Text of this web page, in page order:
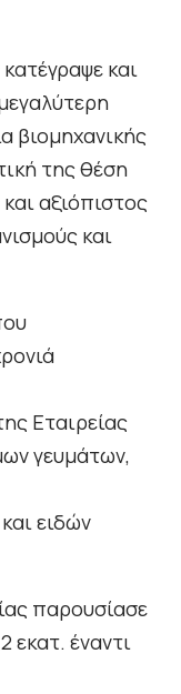
και
βιομηχανικής
της θέση
αξιόπιστος
και
Εταιρείας
γευμάτων,
ειδών
παρουσίασε
εκατ. έναντι